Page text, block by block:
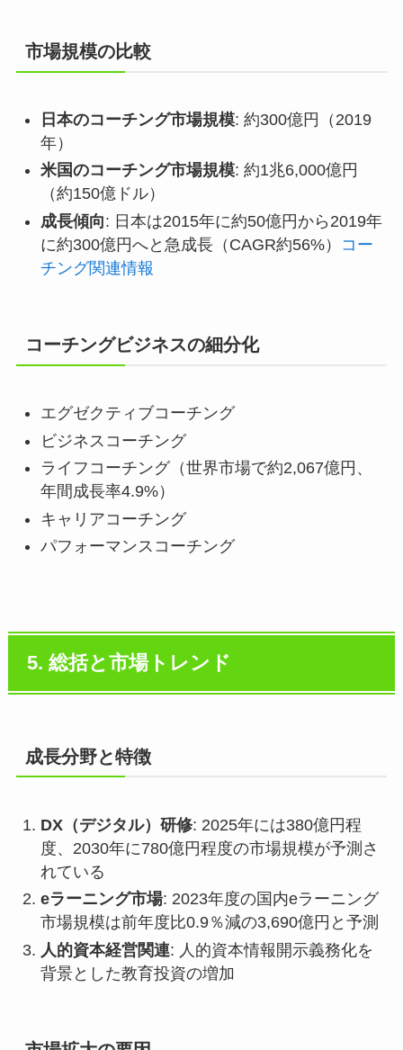
市場規模の比較
日本のコーチング市場規模: 約300億円（2019
年）
米国のコーチング市場規模: 約1兆6,000億円
（約150億ドル）
成長傾向: 日本は2015年に約50億円から2019年
に約300億円へと急成長（CAGR約56%）
コー
チング関連情報
コーチングビジネスの細分化
エグゼクティブコーチング
ビジネスコーチング
ライフコーチング（世界市場で約2,067億円、
年間成長率4.9%）
キャリアコーチング
パフォーマンスコーチング
5. 総括と市場トレンド
成長分野と特徴
DX（デジタル）研修: 2025年には380億円程
度、2030年に780億円程度の市場規模が予測さ
れている
eラーニング市場: 2023年度の国内eラーニング
市場規模は前年度比0.9％減の3,690億円と予測
人的資本経営関連: 人的資本情報開示義務化を
背景とした教育投資の増加